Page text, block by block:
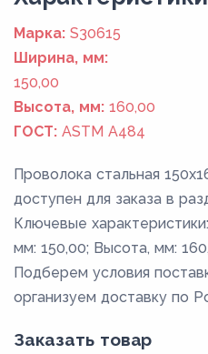
Марка: S30615
Ширина, мм:
150,00
Высота, мм: 160,00
ГОСТ: ASTM A484
Проволока стальная
доступен для заказа в
Ключевые
мм: 150,00; Высота, мм:
Подберем условия
организуем доставку по
Заказать товар